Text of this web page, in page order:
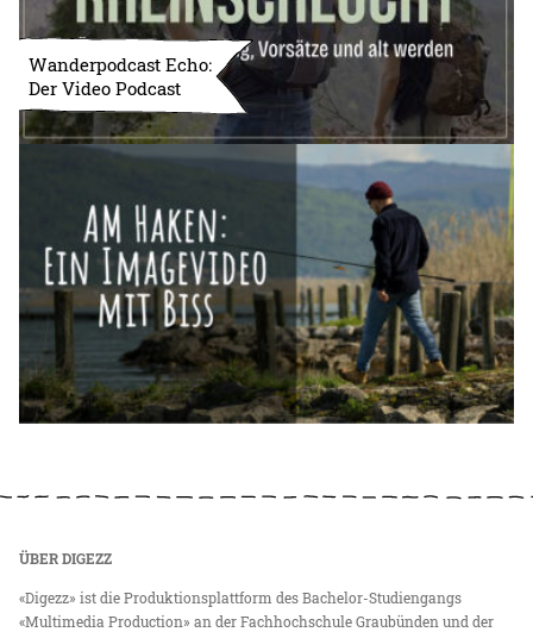
Wanderpodcast Echo:
Der Video Podcast
ÜBER DIGEZZ
«Digezz» ist die Produktionsplattform des Bachelor-Studiengangs
«Multimedia Production» an der Fachhochschule Graubünden und der